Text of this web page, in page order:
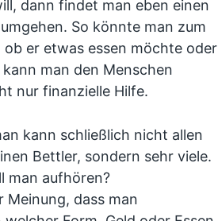
dann findet man eben einen
So könnte man zum
er etwas essen möchte oder
man den Menschen
nur finanzielle Hilfe.
kann schließlich nicht allen
Bettler, sondern sehr viele.
man aufhören?
dass man